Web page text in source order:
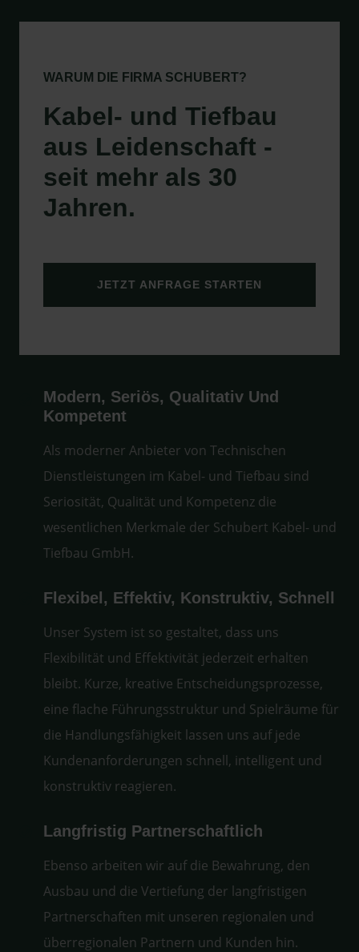
WARUM DIE FIRMA SCHUBERT?
Kabel- und Tiefbau
aus Leidenschaft -
seit mehr als 30
Jahren.
JETZT ANFRAGE STARTEN
Modern, Seriös, Qualitativ Und
Kompetent
Als moderner Anbieter von Technischen
Dienstleistungen im Kabel- und Tiefbau sind
Seriosität, Qualität und Kompetenz die
wesentlichen Merkmale der Schubert Kabel- und
Tiefbau GmbH.
Flexibel, Effektiv, Konstruktiv, Schnell
Unser System ist so gestaltet, dass uns
Flexibilität und Effektivität jederzeit erhalten
bleibt. Kurze, kreative Entscheidungsprozesse,
eine flache Führungsstruktur und Spielräume für
die Handlungsfähigkeit lassen uns auf jede
Kundenanforderungen schnell, intelligent und
konstruktiv reagieren.
Langfristig Partnerschaftlich
Ebenso arbeiten wir auf die Bewahrung, den
Ausbau und die Vertiefung der langfristigen
Partnerschaften mit unseren regionalen und
überregionalen Partnern und Kunden hin.